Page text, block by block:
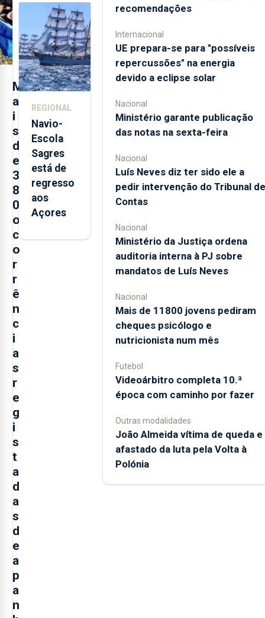
M
a
i
s
d
e
3
8
0
o
c
o
r
r
ê
n
c
i
a
s
r
e
g
i
s
t
a
d
a
s
d
e
a
p
a
n
feira nova
loja em
São
Sebastião
e cria 30
postos de
REGIONAL
Navio-
Escola
Sagres
está de
regresso
aos
Açores
recomendações
Internacional
UE prepara-se para "possíveis
repercussões" na energia
devido a eclipse solar
Nacional
Ministério garante publicação
das notas na sexta-feira
Nacional
Luís Neves diz ter sido ele a
pedir intervenção do Tribunal de
Contas
Nacional
Ministério da Justiça ordena
auditoria interna à PJ sobre
mandatos de Luís Neves
Nacional
Mais de 11800 jovens pediram
cheques psicólogo e
nutricionista num mês
Futebol
Videoárbitro completa 10.ª
época com caminho por fazer
Outras modalidades
João Almeida vítima de queda e
afastado da luta pela Volta à
Polónia